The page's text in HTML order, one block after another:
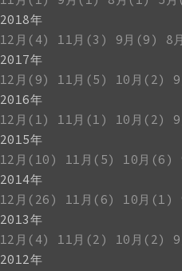
2018年
12月(4)
11月(3) 9月(9) 8
2017年
12月(9)
11月(5) 10月(2)
2016年
12月(1)
11月(1) 10月(2)
2015年
12月(10)
11月(5) 10月(6)
2014年
12月(26)
11月(6) 10月(1)
2013年
12月(4)
11月(2) 10月(2)
2012年